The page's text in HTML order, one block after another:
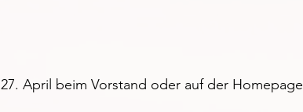
April beim Vorstand oder auf der Homepage